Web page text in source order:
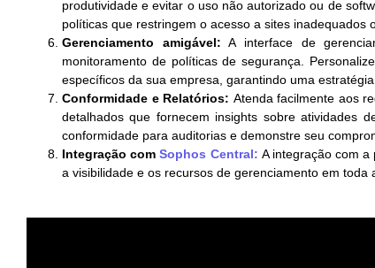
produtividade e evitar o uso não autorizado ou de
políticas que restringem o acesso a sites inadequados
Gerenciamento amigável: A interface de
monitoramento de políticas de segurança.
específicos da sua empresa, garantindo uma
Conformidade e Relatórios: Atenda facilmente aos
detalhados que fornecem insights sobre atividades
conformidade para auditorias e demonstre seu
Integração comSophos Central: A integração com
a visibilidade e os recursos de gerenciamento em toda